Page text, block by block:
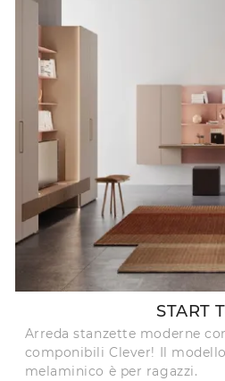
START
Arreda stanzette moderne
componibili Clever! Il
melaminico è per ragazzi.